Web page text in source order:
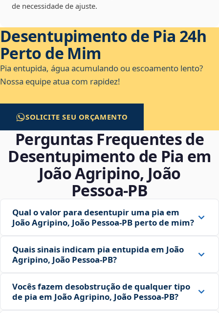
de necessidade de ajuste.
Desentupimento de Pia 24h
Perto de Mim
Pia entupida, água acumulando ou escoamento lento?
Nossa equipe atua com rapidez!
SOLICITE SEU ORÇAMENTO
Perguntas Frequentes de
Desentupimento de Pia em
João Agripino, João
Pessoa‑PB
Qual o valor para desentupir uma pia em
João Agripino, João Pessoa‑PB perto de mim?
Quais sinais indicam pia entupida em João
Agripino, João Pessoa‑PB?
Vocês fazem desobstrução de qualquer tipo
de pia em João Agripino, João Pessoa‑PB?